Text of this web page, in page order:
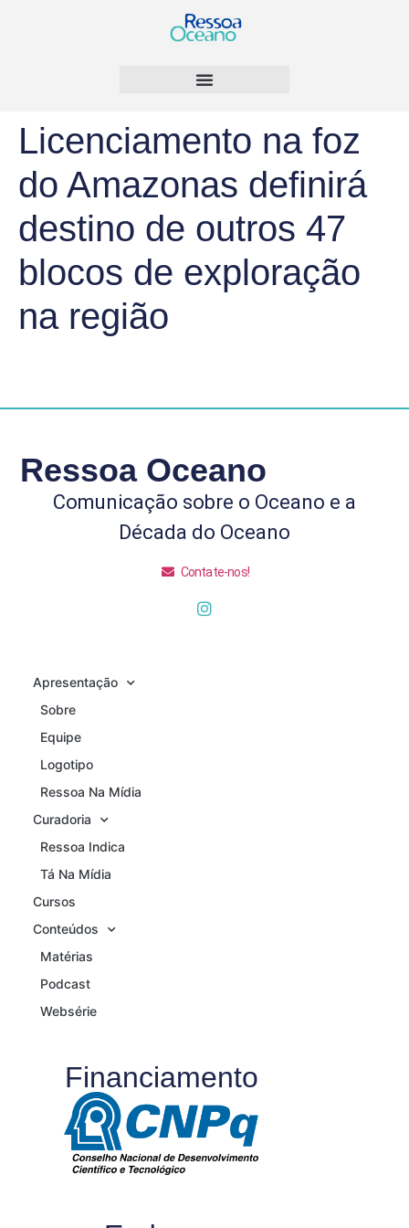
Licenciamento na foz
do Amazonas definirá
destino de outros 47
blocos de exploração
na região
Ressoa Oceano
Comunicação sobre o Oceano e a
Década do Oceano
Contate-nos!
Apresentação
Sobre
Equipe
Logotipo
Ressoa Na Mídia
Curadoria
Ressoa Indica
Tá Na Mídia
Cursos
Conteúdos
Matérias
Podcast
Websérie
Financiamento